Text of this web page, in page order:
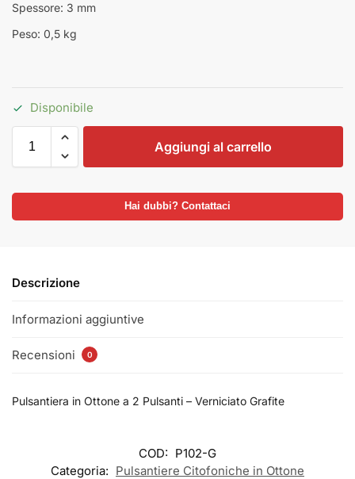
Spessore: 3 mm
Peso: 0,5 kg
Disponibile
Aggiungi al carrello
Hai dubbi? Contattaci
Descrizione
Informazioni aggiuntive
Recensioni 0
Pulsantiera in Ottone a 2 Pulsanti – Verniciato Grafite
COD: P102-G
Categoria: Pulsantiere Citofoniche in Ottone